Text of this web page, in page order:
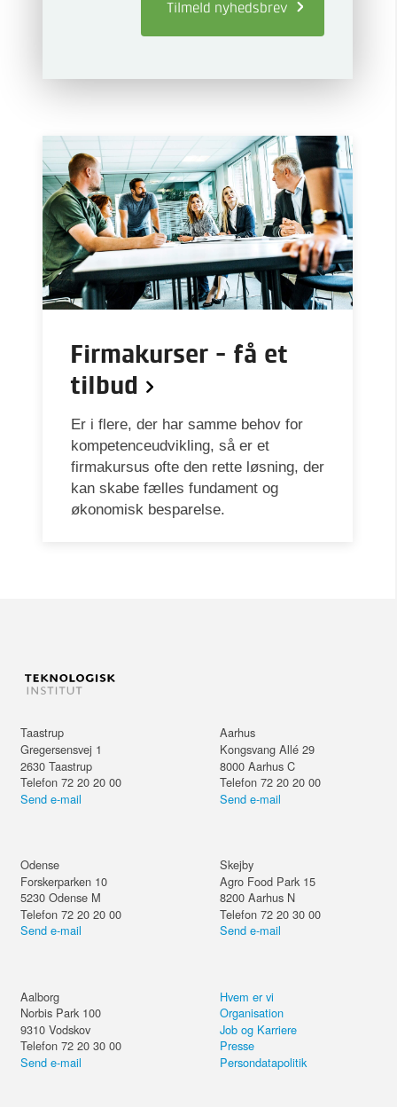
Tilmeld nyhedsbrev
Firmakurser - få et
tilbud
Er i flere, der har samme behov for
kompetenceudvikling, så er et
firmakursus ofte den rette løsning, der
kan skabe fælles fundament og
økonomisk besparelse.
Taastrup
Gregersensvej 1
2630 Taastrup
Telefon 72 20 20 00
Send e-mail
Aarhus
Kongsvang Allé 29
8000 Aarhus C
Telefon 72 20 20 00
Send e-mail
Odense
Forskerparken 10
5230 Odense M
Telefon 72 20 20 00
Send e-mail
Skejby
Agro Food Park 15
8200 Aarhus N
Telefon 72 20 30 00
Send e-mail
Aalborg
Norbis Park 100
9310 Vodskov
Telefon 72 20 30 00
Send e-mail
Hvem er vi
Organisation
Job og Karriere
Presse
Persondatapolitik